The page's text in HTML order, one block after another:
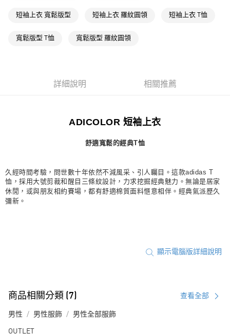
每筆NT$80，滿NT$1,500(含以上)免運費
付款後萊爾富取貨
每筆NT$80，滿NT$1,500(含以上)免運費
每筆NT$80，滿NT$1,500(含以上)免運費
每筆NT$80，滿NT$1,500(含以上)免運費
每筆NT$80，滿NT$1,500(含以上)免運費
短袖上衣 寬鬆版型 短袖上衣 羅紋圓領 短袖上衣 T恤
寬鬆版型 T恤 寬鬆版型 羅紋圓領
詳細說明 相關推薦
ADICOLOR 短袖上衣
舒適寬鬆的經典T恤
久經時間考驗，問世數十年依然不減風采、引人矚目。這款adidas T
恤，採用大號剪裁和醒目三條紋設計，力求挖掘經典魅力。無論是居家
休閒，或與朋友相約賽場，都有舒適棉質面料愜意相伴。經典氣派歷久
彌新。
顯示電腦版詳細說明
商品相關分類 (7) 查看全部
男性 男性服飾 男性全部服飾
OUTLET